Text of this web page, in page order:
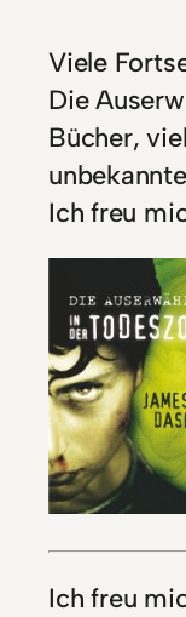
Viele
Die
Bücher,
Ich freu
Ich freu